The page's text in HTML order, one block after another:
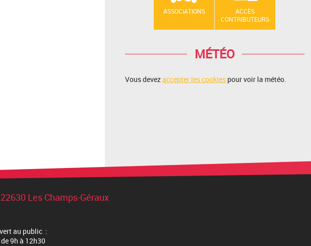
ASSOCIATIONS
ACCÈS
CONTRIBUTEURS
MÉTÉO
Vous devezaccepter les cookies pour voir la météo.
Les Champs-Géraux
au public :
9h à 12h30